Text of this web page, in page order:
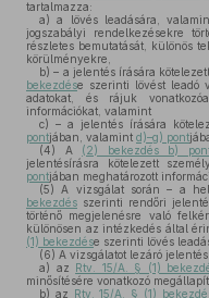
tartalmazza:
a) a lövés leadására,
jogszabályi rendelkezésekre
részletes bemutatását, különös
körülményekre,
b) – a jelentés írására
bekezdése szerinti lövést leadó
adatokat, és rájuk
információkat, valamint
c) – a jelentés írására
pontjában, valamint d)–g) pont
(4) A (2) bekezdés b)
jelentésírásra kötelezett
pontjában meghatározott
(5) A vizsgálat során – a
bekezdés szerinti rendőri
történő megjelenésre való
különösen az intézkedés által
(1) bekezdése szerinti lövés
(6) A vizsgálatot lezáró
a) az Rtv. 15/A. § (1)
minősítésére vonatkozó
b) az Rtv. 15/A. § (1)